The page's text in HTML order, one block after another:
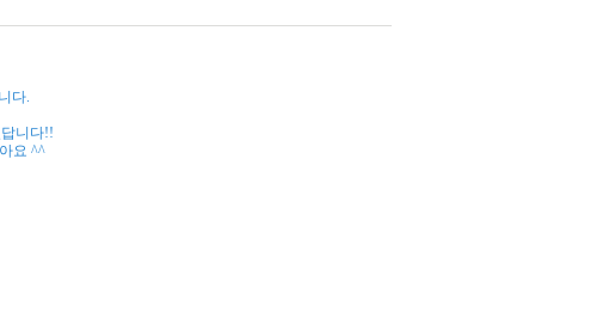
다.
니다!!
요 ^^